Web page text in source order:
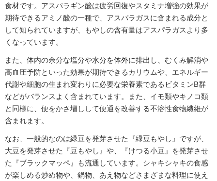
食材です。アスパラギン酸は疲労回復やスタミナ増強の効果が
期待できるアミノ酸の一種で、アスパラガスに含まれる成分と
して知られていますが、もやしの含有量はアスパラガスより多
くなっています。
また、体内の余分な塩分や水分を体外に排出し、むくみ解消や
高血圧予防といった効果が期待できるカリウムや、エネルギー
代謝や細胞の生まれ変わりに必要な栄養素であるビタミンB群
などがバランスよく含まれています。また、イモ類やキノコ類
と同様に、便をかさ増しして便通を改善する不溶性食物繊維が
含まれます。
なお、一般的なのは緑豆を発芽させた『緑豆もやし』ですが、
大豆を発芽させた『豆もやし』や、『けつる小豆』を発芽させ
た『ブラックマッペ』も流通しています。シャキシャキの食感
が楽しめる炒め物や、鍋物、あえ物などさまざまな料理に使え